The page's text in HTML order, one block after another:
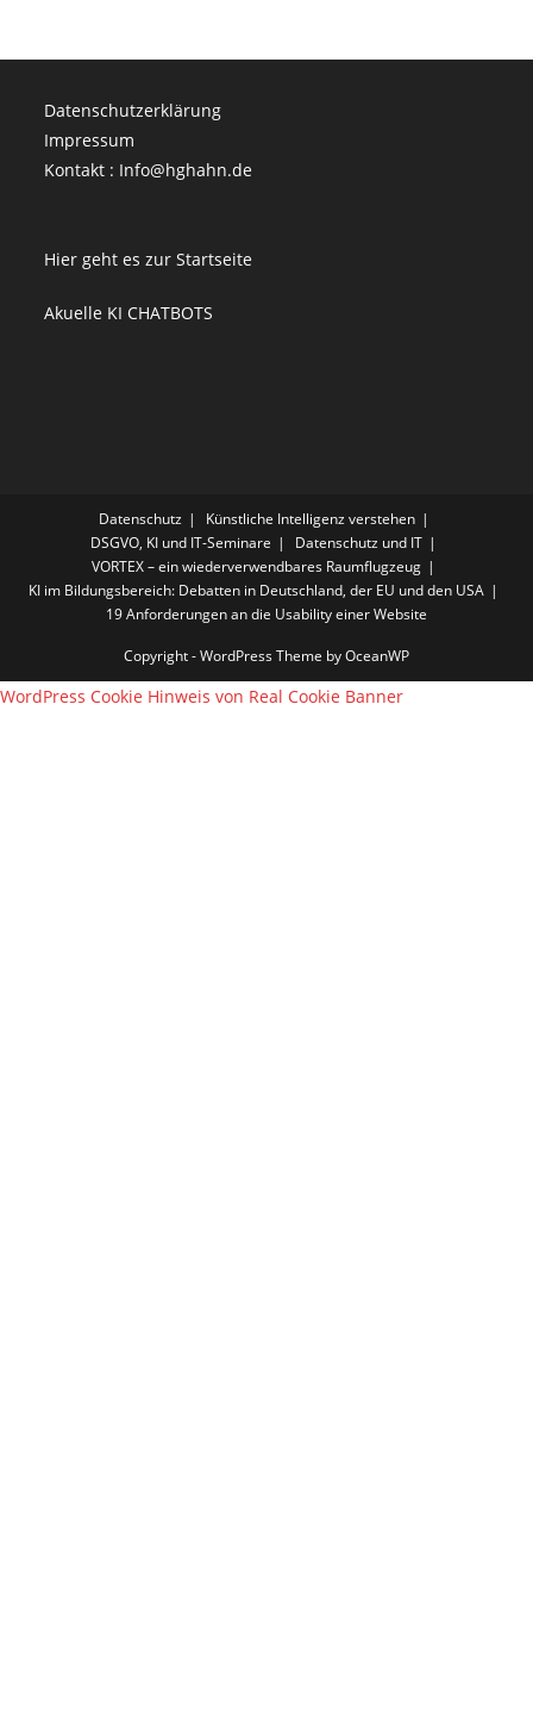
Datenschutzerklärung
Impressum
Kontakt : Info@hghahn.de
Hier geht es zur Startseite
Akuelle KI CHATBOTS
Datenschutz
Künstliche Intelligenz verstehen
DSGVO, KI und IT-Seminare
Datenschutz und IT
VORTEX – ein wiederverwendbares Raumflugzeug
KI im Bildungsbereich: Debatten in Deutschland, der EU und den USA
19 Anforderungen an die Usability einer Website
Copyright - WordPress Theme by OceanWP
WordPress Cookie Hinweis von Real Cookie Banner